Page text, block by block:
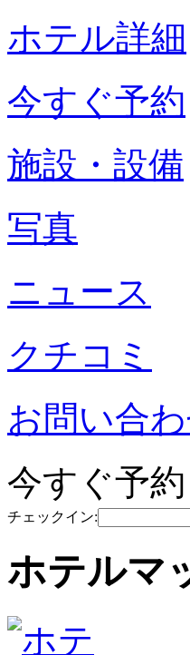
ホテル詳細
今すぐ予約
施設・設備
写真
ニュース
クチコミ
お問い合
今すぐ予約
チェックイン:
ホテルマ